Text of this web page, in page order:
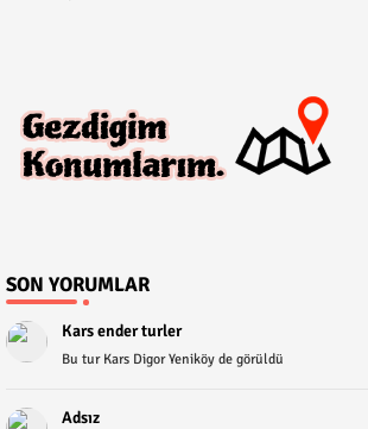
SON YORUMLAR
Kars ender turler
Bu tur Kars Digor Yeniköy de görüldü
Adsız